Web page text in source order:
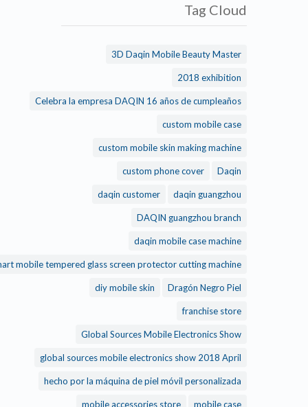
Tag Cloud
3D Daqin Mobile Beauty Master
2018 exhibition
Celebra la empresa DAQIN 16 años de cumpleaños
custom mobile case
custom mobile skin making machine
custom phone cover
daqin customer daqin guangzhou
DAQIN guangzhou branch
daqin mobile case machine
daqin smart mobile tempered glass screen protector cutting machine
diy mobile skin Dragón Negro Piel
franchise store
Global Sources Mobile Electronics Show
global sources mobile electronics show 2018 April
hecho por la máquina de piel móvil personalizada
mobile accessories store mobile case